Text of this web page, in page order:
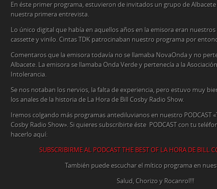
En éste primer programa, estuvieron de invitados un grupo de
nuestra primera entrevista.
Lo único digital que había en aquellos años en la emisora eran
cassette y vinilo. Cintas TDK patrocinaban nuestro programa por
Comentaros que la emisora todavía no se llamaba NovaOnda y no
Albacete. La emisora se llamaba Onda Verde y pertenecía a la
Intolerancia.
Se nos notaban los nervios, la falta de experiencia, pero estuvo muy
los anales de la historia de La Hora de Bill Cosby Radio Show.
Iremos colgando más programas antediluvianos en nuestro PODCAST
Cosby Radio Show». Si quieres subscribirte éste PODCAST con tu
hacerlo aquí:
SUBSCRIBIRME AL PODCAST THE BEST OF LA HORA DE BILL
También puede escuchar el mítico programa en
Salud, Chorizo y Rocanrol!!!